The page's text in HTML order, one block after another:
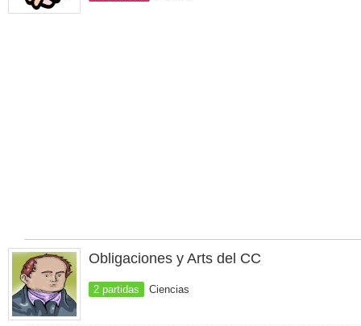
Obligaciones y Arts del CC
2 partidas Ciencias